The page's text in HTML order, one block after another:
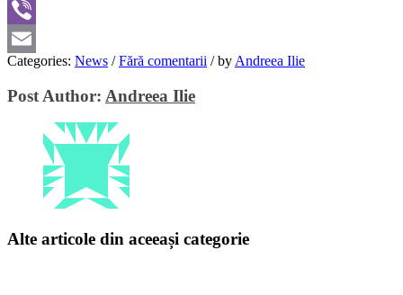
WhatsApp
Viber
Email
Categories: News / Fără comentarii /by Andreea Ilie
Post Author: Andreea Ilie
Alte articole din aceeași categorie